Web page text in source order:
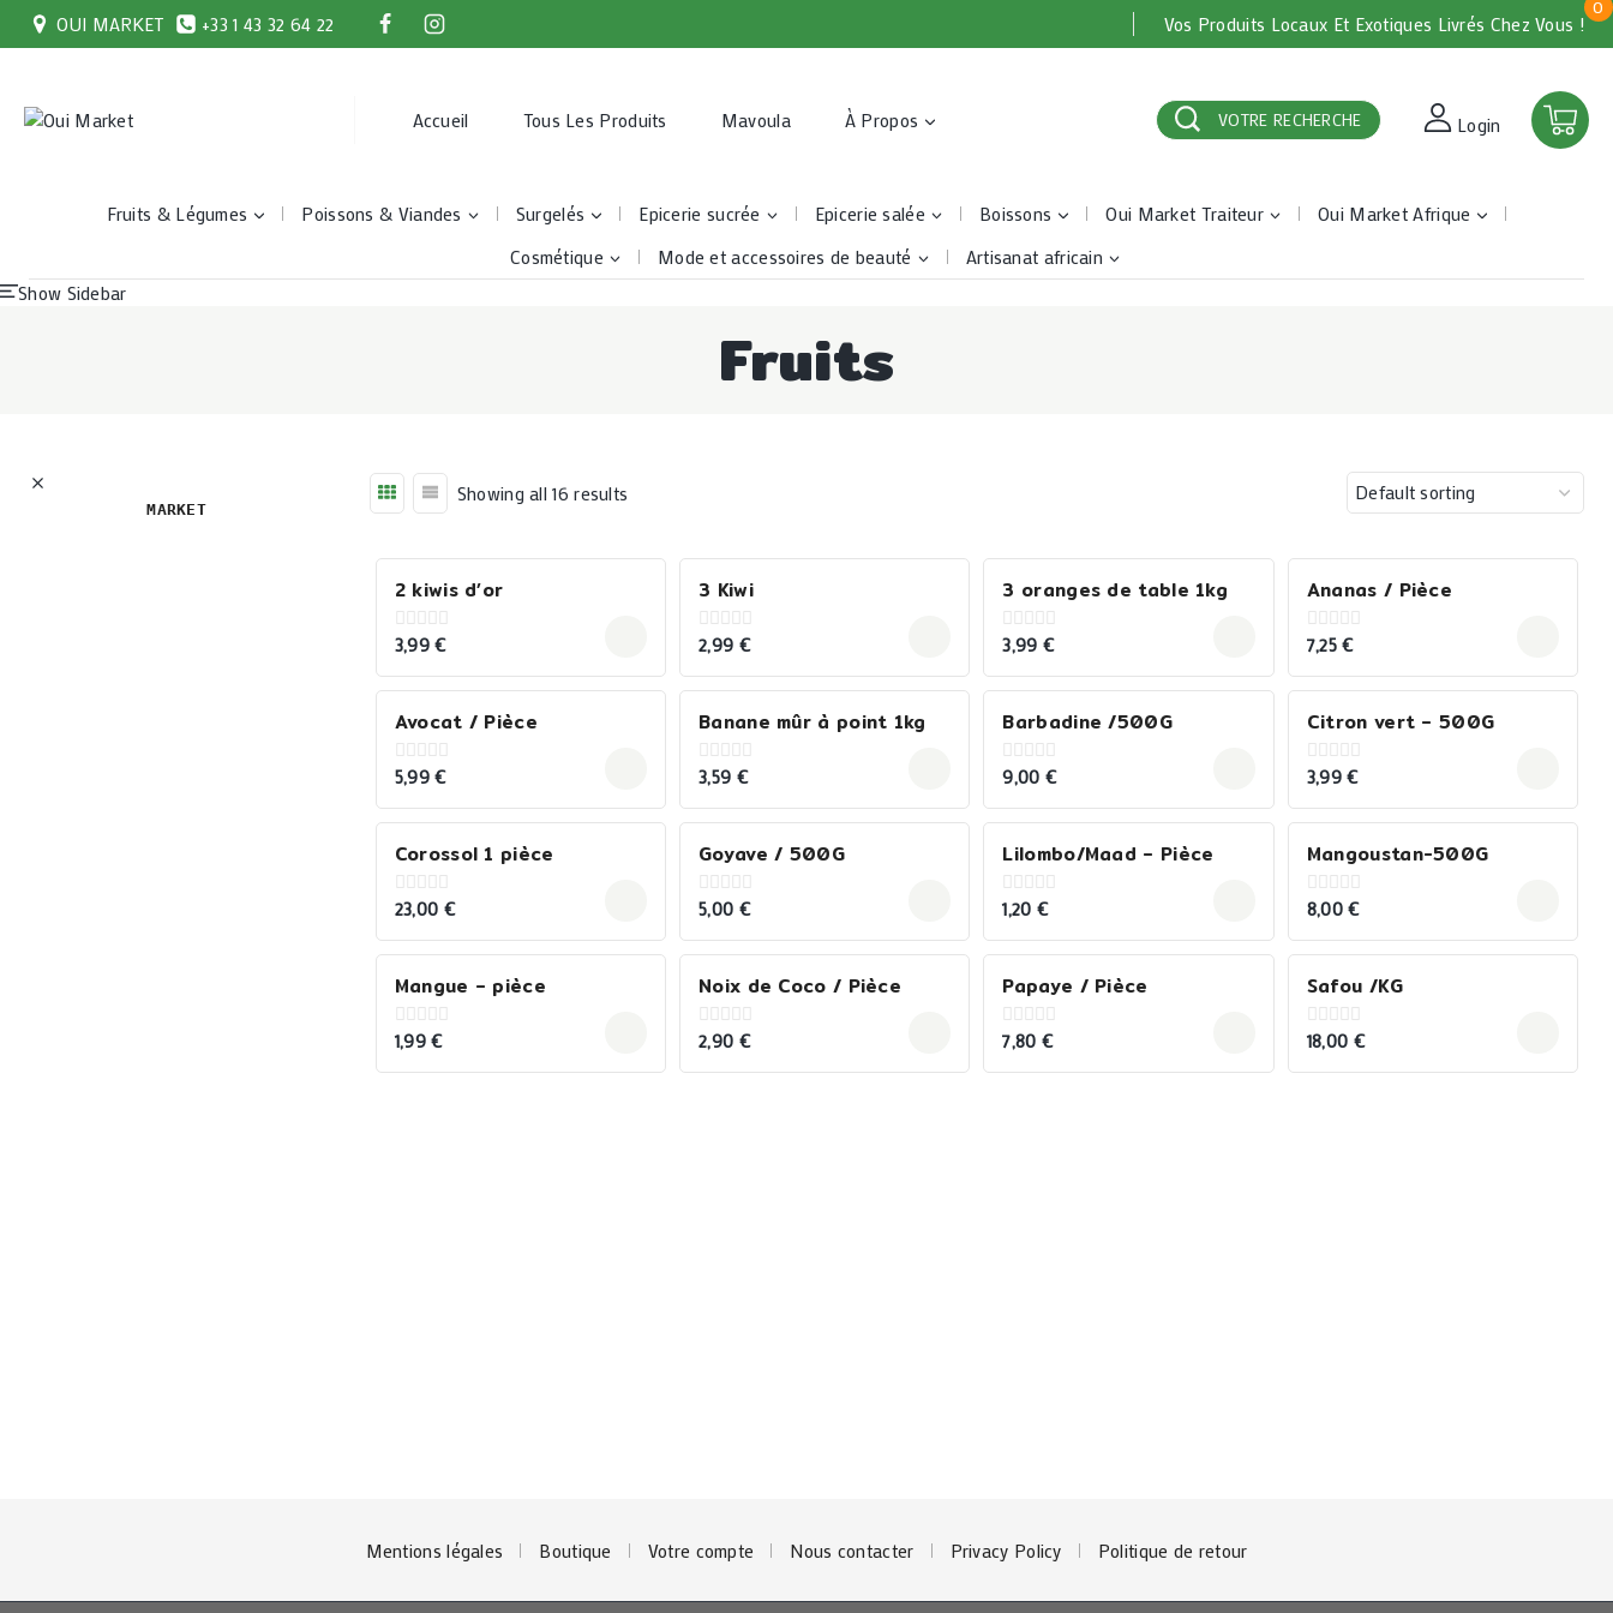
OUI MARKET +33 1 43 32 64 22 Vos Produits Locaux Et Exotiques Livrés Chez Vous !
Accueil Tous Les Produits Mavoula À Propos VOTRE RECHERCHE Login
0
Fruits & Légumes Poissons & Viandes Surgelés Epicerie sucrée Epicerie salée Boissons Oui Market Traiteur
Oui Market Afrique
Cosmétique
Mode et accessoires de beauté
Artisanat africain
Show Sidebar
Fruits
Showing all 16 results
2 kiwis d’or
0
of
5
3,99€
3 Kiwi
0
of
5
2,99 €
3 oranges de table 1kg
0
of
5
3,99 €
Ananas / Pièce
0
of
5
7,25€
Avocat / Pièce
0
of
5
5,99€
Banane mûr à point 1kg
0
of
5
3,59 €
Barbadine /500G
0
of
5
9,00 €
Citron vert – 500G
0
of
5
3,99€
Corossol 1 pièce
0
of
5
23,00 €
Goyave / 500G
0
of
5
5,00 €
Lilombo/Maad – Pièce
0
of
5
1,20 €
Mangoustan-500G
0
of
5
8,00€
Mangue – pièce
0
of
1,99€
Noix de Coco / Pièce
0
of
2,90 €
Papaye / Pièce
0
of
7,80 €
Safou /KG
0
of
18,00 €
MARKET
Mentions légales Boutique Votre compte Nous contacter Privacy Policy Politique de retour